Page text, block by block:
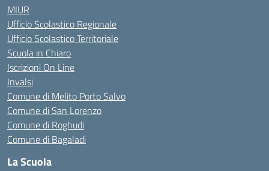
MIUR
Ufficio Scolastico Regionale
Ufficio Scolastico Territoriale
Scuola in Chiaro
Iscrizioni On Line
Invalsi
Comune di Melito Porto Salvo
Comune di San Lorenzo
Comune di Roghudi
Comune di Bagaladi
La Scuola